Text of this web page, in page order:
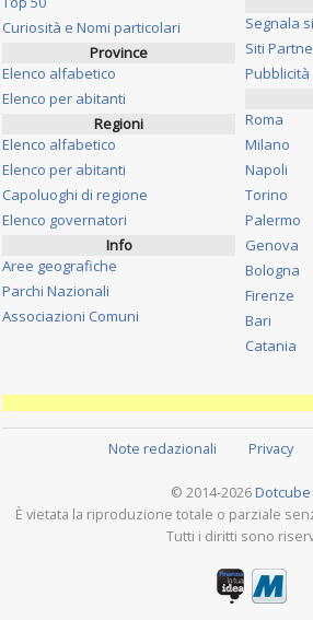
Curiosità e Nomi particolari
Province
Elenco alfabetico
Elenco per abitanti
Regioni
Elenco alfabetico
Elenco per abitanti
Capoluoghi di regione
Elenco governatori
Info
Aree geografiche
Parchi Nazionali
Associazioni Comuni
Segnala
Siti
Pubblicità
Roma
Milano
Napoli
Torino
Palermo
Genova
Bologna
Firenze
Bari
Catania
Note redazionali Privacy
© 2014-2026
È vietata la riproduzione totale o parziale
Tutti i diritti sono